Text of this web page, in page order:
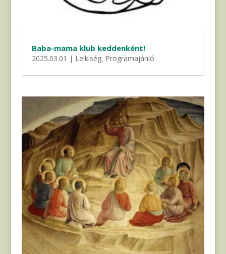
Baba-mama klub keddenként!
2025.03.01 | Lelkiség, Programajánló